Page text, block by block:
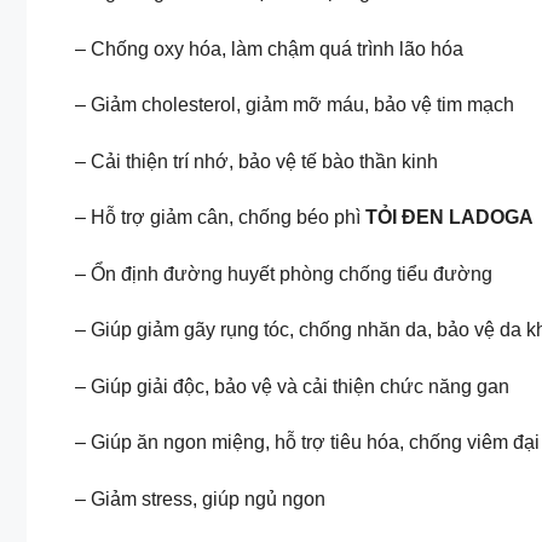
– Chống oxy hóa, làm chậm quá trình lão hóa
– Giảm cholesterol, giảm mỡ máu, bảo vệ tim mạch
– Cải thiện trí nhớ, bảo vệ tế bào thần kinh
– Hỗ trợ giảm cân, chống béo phì TỎI ĐEN LADOGA
– Ổn định đường huyết phòng chống tiểu đường
– Giúp giảm gãy rụng tóc, chống nhăn da, bảo vệ da
– Giúp giải độc, bảo vệ và cải thiện chức năng gan
– Giúp ăn ngon miệng, hỗ trợ tiêu hóa, chống viêm
– Giảm stress, giúp ngủ ngon